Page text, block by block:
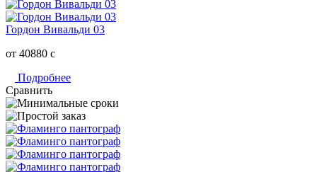
Гордон Вивальди 03
от 40880 c
Подробнее
Сравнить